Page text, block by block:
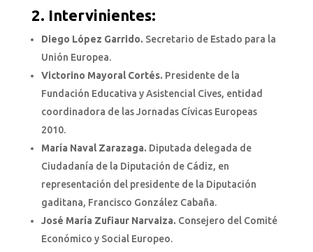
2. Intervinientes:
Diego López Garrido. Secretario de Estado para la
Unión Europea.
Victorino Mayoral Cortés. Presidente de la
Fundación Educativa y Asistencial Cives, entidad
coordinadora de las Jornadas Cívicas Europeas
2010.
María Naval Zarazaga. Diputada delegada de
Ciudadanía de la Diputación de Cádiz, en
representación del presidente de la Diputación
gaditana, Francisco González Cabaña.
José María Zufiaur Narvaiza. Consejero del Comité
Económico y Social Europeo.